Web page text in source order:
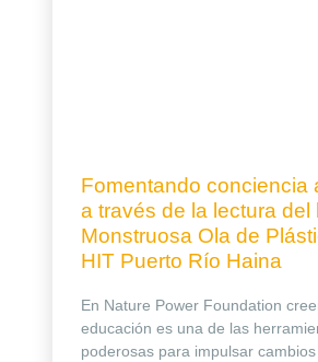
Fomentando conciencia
a través de la lectura del
Monstruosa Ola de
HIT Puerto Río Haina
En Nature Power Foundation
educación es una de las
poderosas para impulsar